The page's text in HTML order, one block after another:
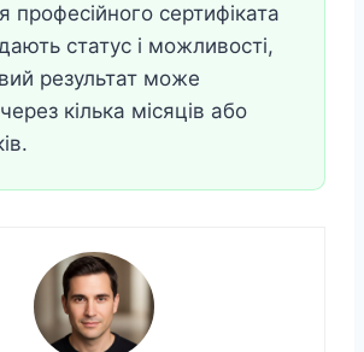
професійного сертифіката
статус і можливості,
результат може
кілька місяців або